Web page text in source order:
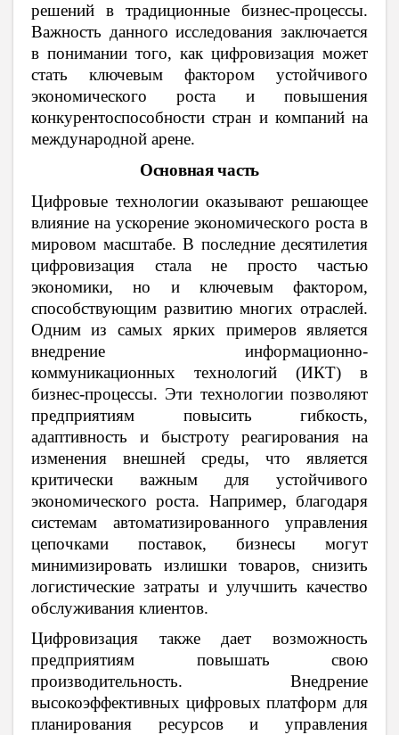
решений в традиционные бизнес-процессы.
Важность данного исследования заключается
в понимании того, как цифровизация может
стать ключевым фактором устойчивого
экономического роста и повышения
конкурентоспособности стран и компаний на
международной арене.
Основная часть
Цифровые технологии оказывают решающее
влияние на ускорение экономического роста в
мировом масштабе. В последние десятилетия
цифровизация стала не просто частью
экономики, но и ключевым фактором,
способствующим развитию многих отраслей.
Одним из самых ярких примеров является
внедрение информационно-
коммуникационных технологий (ИКТ) в
бизнес-процессы. Эти технологии позволяют
предприятиям повысить гибкость,
адаптивность и быстроту реагирования на
изменения внешней среды, что является
критически важным для устойчивого
экономического роста. Например, благодаря
системам автоматизированного управления
цепочками поставок, бизнесы могут
минимизировать излишки товаров, снизить
логистические затраты и улучшить качество
обслуживания клиентов.
Цифровизация также дает возможность
предприятиям повышать свою
производительность. Внедрение
высокоэффективных цифровых платформ для
планирования ресурсов и управления